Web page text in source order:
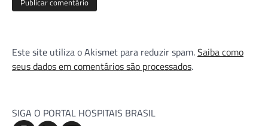
Este site utiliza o Akismet para reduzir spam.Saiba como
seus dados em comentários são processados.
SIGA O PORTAL HOSPITAIS BRASIL